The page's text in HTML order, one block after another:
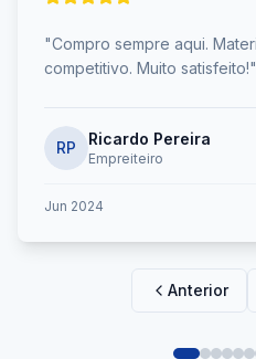
"Compro sempre aqui.
competitivo. Muito satisfeito!"
RP Ricardo Pereira
Empreiteiro
Jun 2024
Anterior